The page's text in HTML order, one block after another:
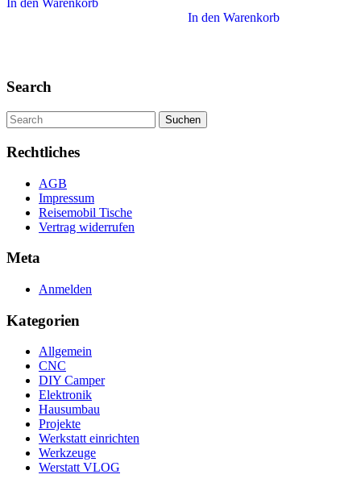
In den Warenkorb
Search
Search
for:
Rechtliches
AGB
Impressum
Reisemobil Tische
Vertrag widerrufen
Meta
Anmelden
Kategorien
Allgemein
CNC
DIY Camper
Elektronik
Hausumbau
Projekte
Werkstatt einrichten
Werkzeuge
Werstatt VLOG